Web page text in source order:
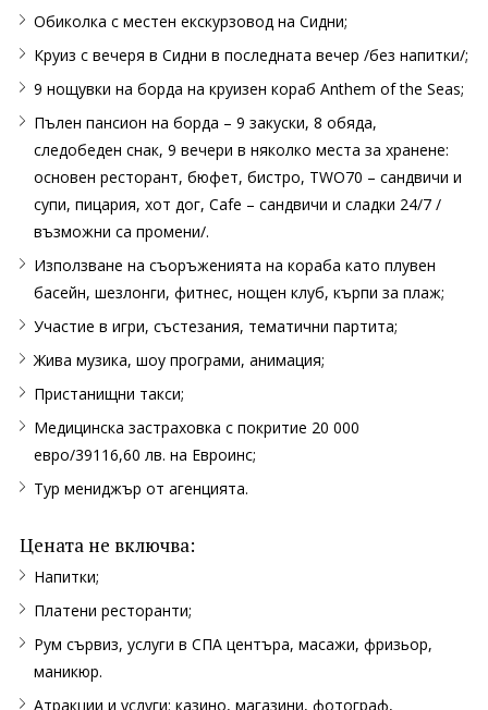
Обиколка с местен екскурзовод на Сидни;
Круиз с вечеря в Сидни в последната вечер /без напитки/;
9 нощувки на борда на круизен кораб Anthem of the Seas;
Пълен пансион на борда – 9 закуски, 8 обяда,
следобеден снак, 9 вечери в няколко места за хранене:
основен ресторант, бюфет, бистро, TWO70 – сандвичи и
супи, пицария, хот дог, Cafe – сандвичи и сладки 24/7 /
възможни са промени/.
Използване на съоръженията на кораба като плувен
басейн, шезлонги, фитнес, нощен клуб, кърпи за плаж;
Участие в игри, състезания, тематични партита;
Жива музика, шоу програми, анимация;
Пристанищни такси;
Медицинска застраховка с покритие 20 000
евро/39116,60 лв. на Евроинс;
Тур мениджър от агенцията.
Цената не включва:
Напитки;
Платени ресторанти;
Рум сървиз, услуги в СПА центъра, масажи, фризьор,
маникюр.
Атракции и услуги: казино, магазини, фотограф,